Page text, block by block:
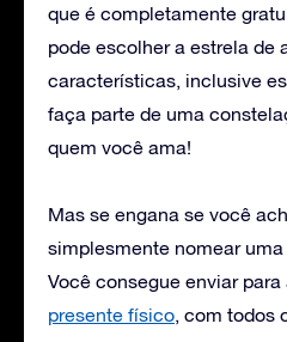
que é completamente
pode escolher a estrela de
características, inclusive
faça parte de uma
quem você ama!
Mas se engana se você
simplesmente nomear
Você consegue enviar
presente físico, com todos